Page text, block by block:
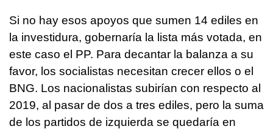
Si no hay esos apoyos que sumen 14 ediles en
la investidura, gobernaría la lista más votada, en
este caso el PP. Para decantar la balanza a su
favor, los socialistas necesitan crecer ellos o el
BNG. Los nacionalistas subirían con respecto al
2019, al pasar de dos a tres ediles, pero la suma
de los partidos de izquierda se quedaría en